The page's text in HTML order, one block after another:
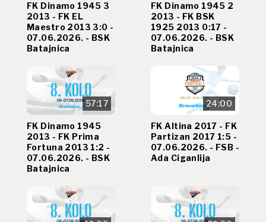
FK Dinamo 1945 3
2013 - FK EL
Maestro 2013 3:0 -
07.06.2026. - BSK
Batajnica
FK Dinamo 1945 2
2013 - FK BSK
1925 2013 0:17 -
07.06.2026. - BSK
Batajnica
57:17
FK Dinamo 1945
2013 - FK Prima
Fortuna 2013 1:2 -
07.06.2026. - BSK
Batajnica
24:00
FK Altina 2017 - FK
Partizan 2017 1:5 -
07.06.2026. - FSB -
Ada Ciganlija